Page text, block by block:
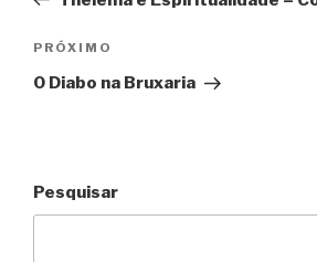
Post
Próximo
post
PRÓXIMO
O Diabo na Bruxaria
Pesquisar